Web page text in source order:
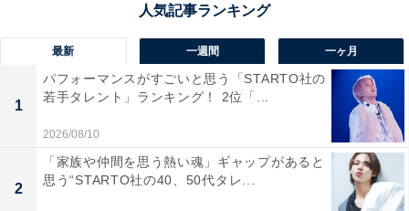
1位：『名探偵コナン ベイカー街の亡霊』
（2002）／42票
最新 一週間 一ヶ月
1
パフォーマンスがすごいと思う「STARTO社の
若手タレント」ランキング！ 2位「...
2026/08/10
2
「家族や仲間を思う熱い魂」ギャップがあると
思う“STARTO社の40、50代タレ...